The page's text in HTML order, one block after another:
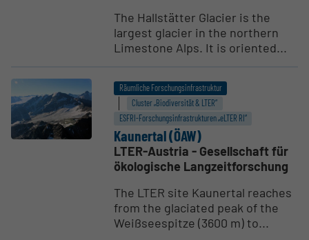
The Hallstätter Glacier is the
largest glacier in the northern
Limestone Alps. It is oriented...
Räumliche Forschungsinfrastruktur
Cluster „Biodiversität & LTER“
ESFRI-Forschungs­infrastrukturen „eLTER RI“
Kaunertal (ÖAW)
LTER-Austria - Gesellschaft für
ökologische Langzeitforschung
The LTER site Kaunertal reaches
from the glaciated peak of the
Weißseespitze (3600 m) to...